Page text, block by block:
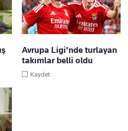
Avrupa Ligi'nde turlayan
takımlar belli oldu
Kaydet